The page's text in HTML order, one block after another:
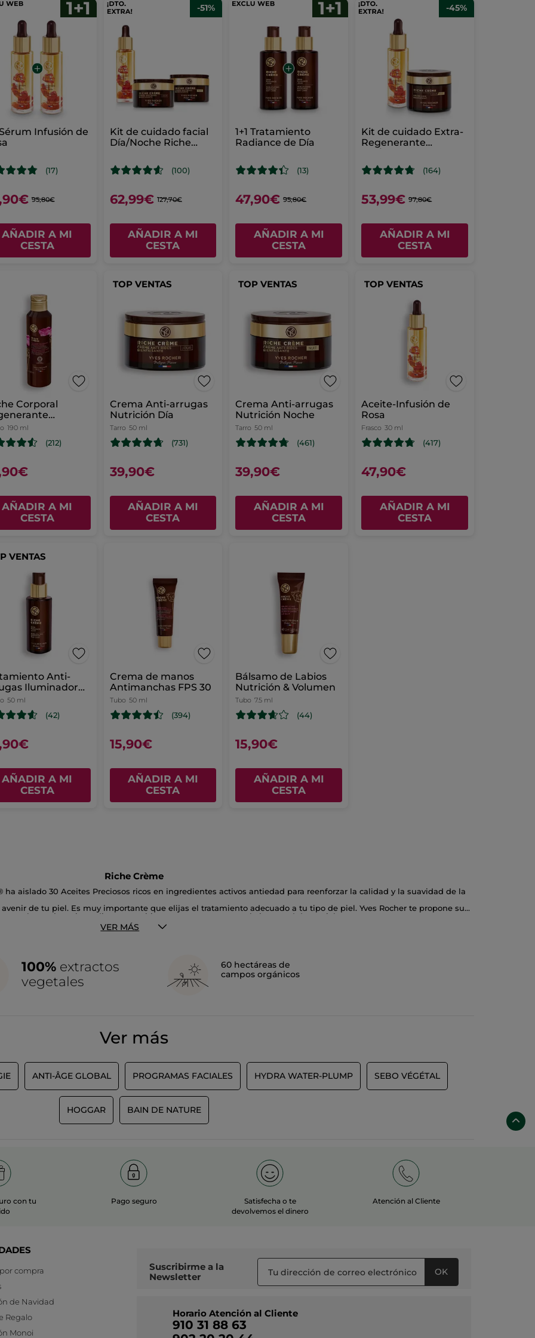
Sérum Infusión de
(17)
95,80€
AÑADIR A MI
CESTA
-51%
Kit de cuidado facial
Día/Noche Riche
(100)
62,99€ 127,70€
AÑADIR A MI
CESTA
1+1 Tratamiento
Radiance de Día
(13)
47,90€ 95,80€
AÑADIR A MI
CESTA
-45%
Kit de cuidado Extra-
Regenerante
Riche Creme
(164)
53,99€ 97,80€
AÑADIR A MI
CESTA
Corporal
Intensa
190 ml
(212)
AÑADIR A MI
CESTA
TOP VENTAS
Crema Anti-arrugas
Nutrición Día
Tarro 50 ml
(731)
39,90€
AÑADIR A MI
CESTA
TOP VENTAS
Crema Anti-arrugas
Nutrición Noche
Tarro 50 ml
(461)
39,90€
AÑADIR A MI
CESTA
TOP VENTAS
Aceite-Infusión de
Rosa
Frasco 30 ml
(417)
47,90€
AÑADIR A MI
CESTA
VENTAS
Anti-
Iluminador
50 ml
(42)
AÑADIR A MI
CESTA
Crema de manos
Antimanchas FPS 30
Tubo 50 ml
(394)
15,90€
AÑADIR A MI
CESTA
Bálsamo de Labios
Nutrición & Volumen
Tubo 7.5 ml
(44)
15,90€
AÑADIR A MI
CESTA
Riche Crème
ha aislado 30 Aceites Preciosos ricos en ingredientes activos antiedad para reenforzar la calidad y la suavidad de la
de tu piel. Es muy importante que elijas el tratamiento adecuado a tu tipo de piel. Yves Rocher te propone su
los mejores ingredientes nutritivos y regenerantes para la juventud de tu piel.
que apliques tus cuidados antiedad de forma rigurosa y cotidiana.
Crème" de Yves Rocher te ofrece todos los cuidados antiedad que tu piel necesita. Crema antiarrugas dia, crema
VER MÁS
100% extractos
vegetales
60 hectáreas de
campos orgánicos
Ver más
ANTI-ÂGE GLOBAL PROGRAMAS FACIALES HYDRA WATER-PLUMP SEBO VÉGÉTAL
HOGGAR BAIN DE NATURE
con tu
Pago seguro
Satisfecha o te
devolvemos el dinero
Atención al Cliente
compra
de Navidad
Regalo
Monoi
Suscribirme a la
Newsletter
OK
Horario Atención al Cliente
910 31 88 63